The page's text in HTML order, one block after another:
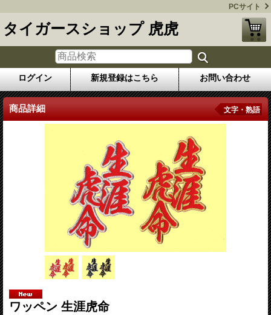
PCサイト
タイガースショップ 虎虎
ログイン 新規登録はこちら お問い合わせ
商品詳細 文字・熟語
ワッペン 生涯虎命